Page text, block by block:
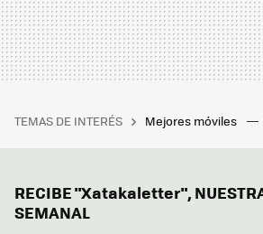
TEMAS DE INTERÉS Mejores móviles
RECIBE "Xatakaletter",
SEMANAL